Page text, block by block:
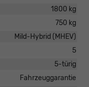
1800 kg
750 kg
Mild-Hybrid (MHEV)
5
5-türig
Fahrzeuggarantie